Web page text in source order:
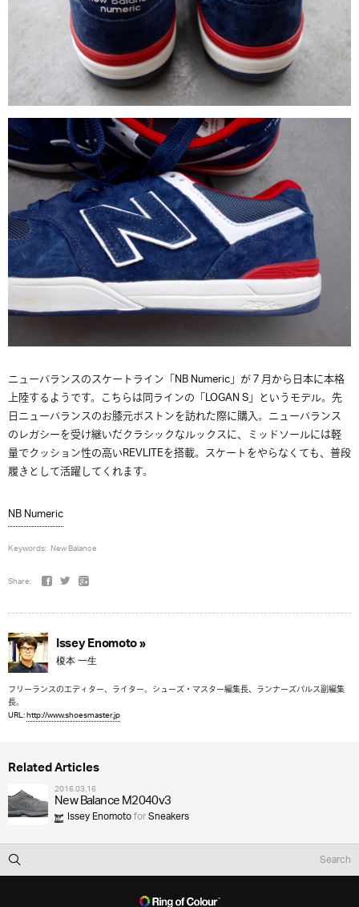
ニューバランスのスケートライン「NB Numeric」が７月から日本に本格
上陸するようです。こちらは同ラインの「LOGAN S」というモデル。先
日ニューバランスのお膝元ボストンを訪れた際に購入。ニューバランス
のレガシーを受け継いだクラシックなルックスに、ミッドソールには軽
量でクッション性の高いREVLITEを搭載。スケートをやらなくても、普段
履きとして活躍してくれます。
NB Numeric
Keywords: New Balance
Share:
Issey Enomoto »
榎本 一生
フリーランスのエディター、ライター。シューズ・マスター編集長、ランナーズパルス副編集
長。
URL:http://www.shoesmaster.jp
Related Articles
2016.03.16
New Balance M2040v3
Issey EnomotoforSneakers